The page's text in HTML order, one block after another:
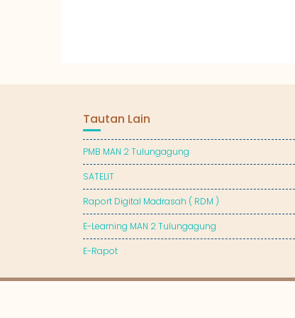
Tautan Lain
PMB MAN 2 Tulungagung
SATELIT
Raport Digital Madrasah ( RDM )
E-Learning MAN 2 Tulungagung
E-Rapot